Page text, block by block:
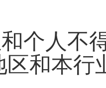
个人不
区和本行